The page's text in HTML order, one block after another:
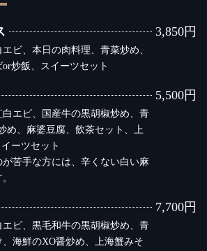
3,850円
ビ、本日の肉料理、青菜炒め、
炒飯、スイーツセット
5,500円
エビ、国産牛の黒胡椒炒め、青
め、麻婆豆腐、飲茶セット、上
ーツセット
苦手な方には、辛くない白い麻
7,700円
ビ、黒毛和牛の黒胡椒炒め、青
海鮮のXO醤炒め、上海蟹みそ